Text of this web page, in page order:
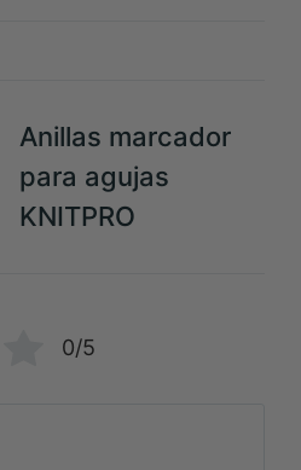
Anillas marcador
para agujas
KNITPRO
0/5